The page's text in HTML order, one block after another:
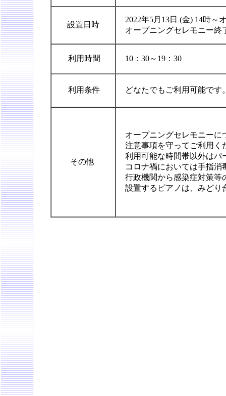
設置日時
2022年5月13日 (金) 14時～
オープニングセレモニー終
利用時間 10：30～19：30
利用条件 どなたでもご利用可能です
その他
オープニングセレモニーに
注意事項を守ってご利用く
利用可能な時間帯以外はパ
コロナ禍においては手指消
行政機関から感染症対策等
設置するピアノは、みどり